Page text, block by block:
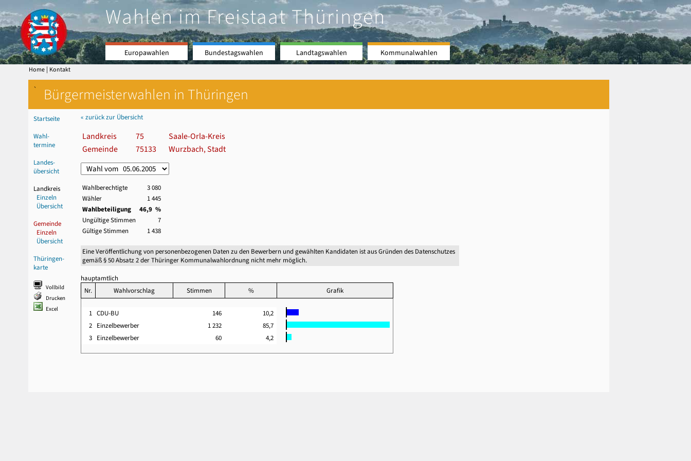
Wahlen im Freistaat Thüringen
Europawahlen Bundestagswahlen Landtagswahlen Kommunalwahlen
Home | Kontakt
` Bürgermeisterwahlen in Thüringen
Startseite
Wahl-
termine
Landes-
übersicht
Landkreis
Einzeln
Übersicht
Gemeinde
Einzeln
Übersicht
Thüringen-
karte
Vollbild
Drucken
Excel
« zurück zur Übersicht
Landkreis 75
Saale-Orla-Kreis
Gemeinde
75133 Wurzbach, Stadt
Wahlberechtigte
3 080
Wähler
1 445
Wahlbeteiligung
46,9 %
Ungültige Stimmen
7
Gültige Stimmen
1 438
Eine Veröffentlichung von personenbezogenen Daten zu den Bewerbern und gewählten Kandidaten ist aus Gründen des Datenschutzes
gemäß § 50 Absatz 2 der Thüringer Kommunalwahlordnung nicht mehr möglich.
hauptamtlich
Nr.
Wahlvorschlag Stimmen % Grafik
1 CDU-BU 146
10,2
2 Einzelbewerber 1 232
85,7
3 Einzelbewerber 60 4,2